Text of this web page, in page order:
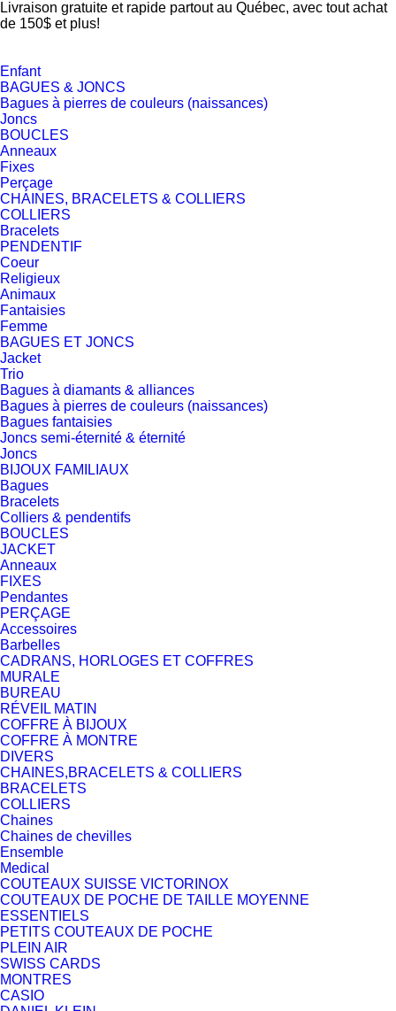
Livraison gratuite et rapide partout au Québec, avec tout achat
de 150$ et plus!
Enfant
BAGUES & JONCS
Bagues à pierres de couleurs (naissances)
Joncs
BOUCLES
Anneaux
Fixes
Perçage
CHAINES, BRACELETS & COLLIERS
COLLIERS
Bracelets
PENDENTIF
Coeur
Religieux
Animaux
Fantaisies
Femme
BAGUES ET JONCS
Jacket
Trio
Bagues à diamants & alliances
Bagues à pierres de couleurs (naissances)
Bagues fantaisies
Joncs semi-éternité & éternité
Joncs
BIJOUX FAMILIAUX
Bagues
Bracelets
Colliers & pendentifs
BOUCLES
JACKET
Anneaux
FIXES
Pendantes
PERÇAGE
Accessoires
Barbelles
CADRANS, HORLOGES ET COFFRES
MURALE
BUREAU
RÉVEIL MATIN
COFFRE À BIJOUX
COFFRE À MONTRE
DIVERS
CHAINES,BRACELETS & COLLIERS
BRACELETS
COLLIERS
Chaines
Chaines de chevilles
Ensemble
Medical
COUTEAUX SUISSE VICTORINOX
COUTEAUX DE POCHE DE TAILLE MOYENNE
ESSENTIELS
PETITS COUTEAUX DE POCHE
PLEIN AIR
SWISS CARDS
MONTRES
CASIO